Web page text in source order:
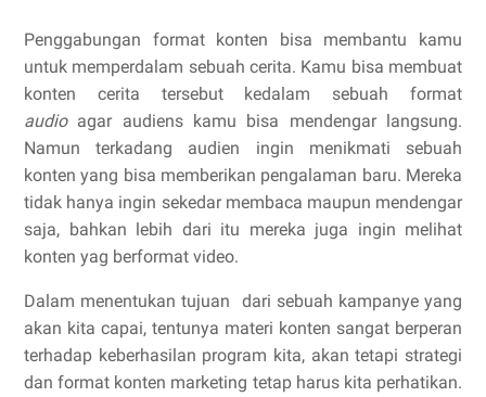
Penggabungan format konten bisa membantu kamu
untuk memperdalam sebuah cerita. Kamu bisa membuat
konten cerita tersebut kedalam sebuah format
audioagar audiens kamu bisa mendengar langsung.
Namun terkadang audien ingin menikmati sebuah
konten yang bisa memberikan pengalaman baru. Mereka
tidak hanya ingin sekedar membaca maupun mendengar
saja, bahkan lebih dari itu mereka juga ingin melihat
konten yag berformat video.
Dalam menentukan tujuan dari sebuah kampanye yang
akan kita capai, tentunya materi konten sangat berperan
terhadap keberhasilan program kita, akan tetapi strategi
dan format konten marketing tetap harus kita perhatikan.